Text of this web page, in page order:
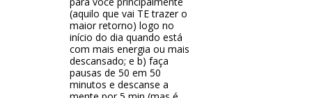
(aquilo que vai TE trazer o
maior retorno) logo no
início do dia quando está
com mais energia ou mais
descansado; e b) faça
pausas de 50 em 50
minutos e descanse a